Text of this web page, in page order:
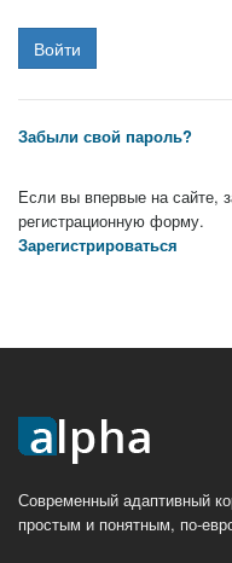
Забыли свой пароль?
Если вы впервые на сайте,
регистрационную форму.
Зарегистрироваться
Современный адаптивный
простым и понятным, по-